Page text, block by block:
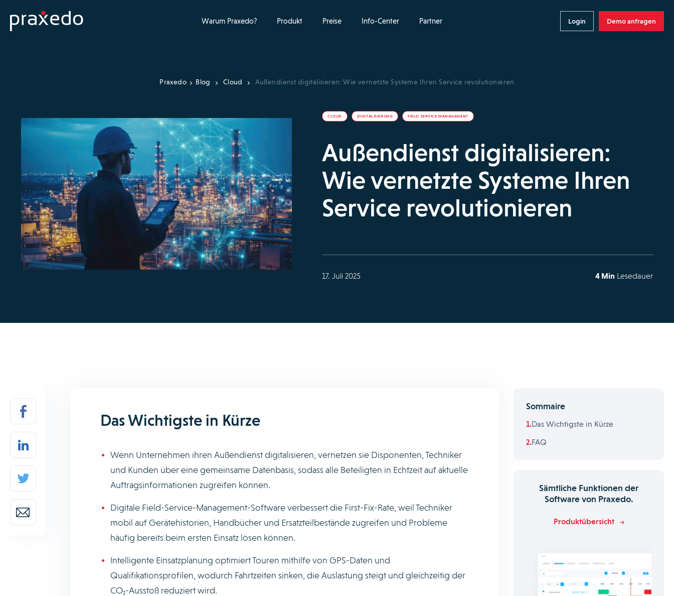
Warum Praxedo? Produkt Preise Info-Center Partner Login Demo anfragen
Praxedo Blog Cloud Außendienst digitalisieren: Wie vernetzte Systeme Ihren Service revolutionieren
CLOUD DIGITALISIERUNG FIELD SERVICE MANAGEMENT
Außendienst digitalisieren:
Wie vernetzte Systeme Ihren
Service revolutionieren
17. Juli 2025 4 Min Lesedauer
Das Wichtigste in Kürze
Wenn Unternehmen ihren Außendienst digitalisieren, vernetzen sie Disponenten, Techniker
und Kunden über eine gemeinsame Datenbasis, sodass alle Beteiligten in Echtzeit auf aktuelle
Auftragsinformationen zugreifen können.
Digitale Field-Service-Management-Software verbessert die First-Fix-Rate, weil Techniker
mobil auf Gerätehistorien, Handbücher und Ersatzteilbestände zugreifen und Probleme
häufig bereits beim ersten Einsatz lösen können.
Intelligente Einsatzplanung optimiert Touren mithilfe von GPS-Daten und
Qualifikationsprofilen, wodurch Fahrtzeiten sinken, die Auslastung steigt und gleichzeitig der
CO₂-Ausstoß reduziert wird.
Sommaire
Das Wichtigste in Kürze
FAQ
Sämtliche Funktionen der
Software von Praxedo.
Produktübersicht